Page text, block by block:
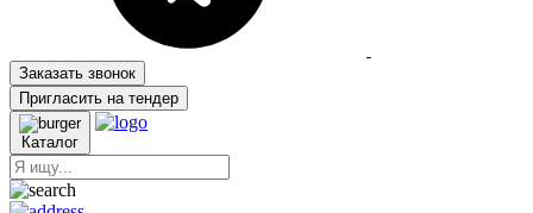
Заказать звонок
Пригласить на тендер
Каталог